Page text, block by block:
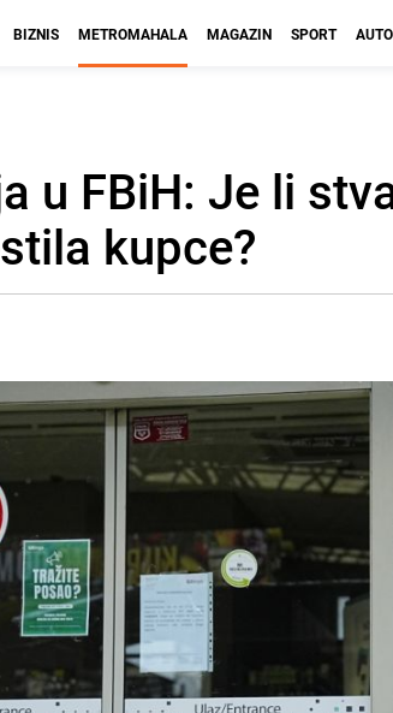
BIZNIS METROMAHALA MAGAZIN SPORT
u FBiH: Je li
kupce?